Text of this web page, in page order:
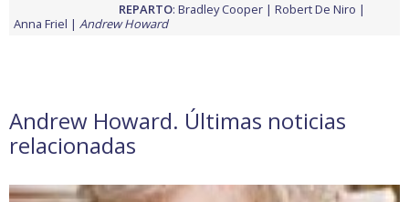
REPARTO: Bradley Cooper
Robert De Niro
Anna Friel
Andrew Howard
Andrew Howard. Últimas noticias
relacionadas